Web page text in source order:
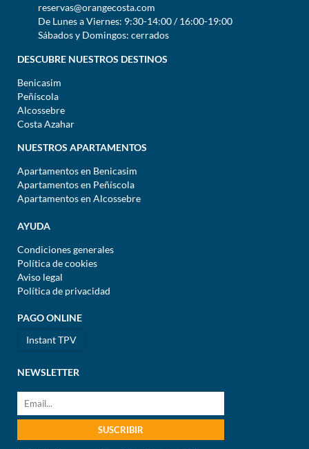
reservas@orangecosta.com
De Lunes a Viernes: 9:30-14:00 / 16:00-19:00
Sábados y Domingos: cerrados
DESCUBRE NUESTROS DESTINOS
Benicasim
Peñíscola
Alcossebre
Costa Azahar
NUESTROS APARTAMENTOS
Apartamentos en Benicasim
Apartamentos en Peñíscola
Apartamentos en Alcossebre
AYUDA
Condiciones generales
Política de cookies
Aviso legal
Política de privacidad
PAGO ONLINE
Instant TPV
NEWSLETTER